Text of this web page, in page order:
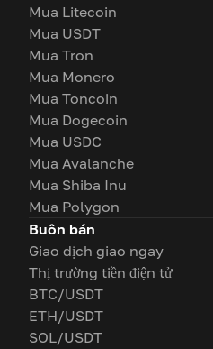
Mua Litecoin
Mua USDT
Mua Tron
Mua Monero
Mua Toncoin
Mua Dogecoin
Mua USDC
Mua Avalanche
Mua Shiba Inu
Mua Polygon
Buôn bán
Giao dịch giao ngay
Thị trường tiền điện tử
BTC/USDT
ETH/USDT
SOL/USDT